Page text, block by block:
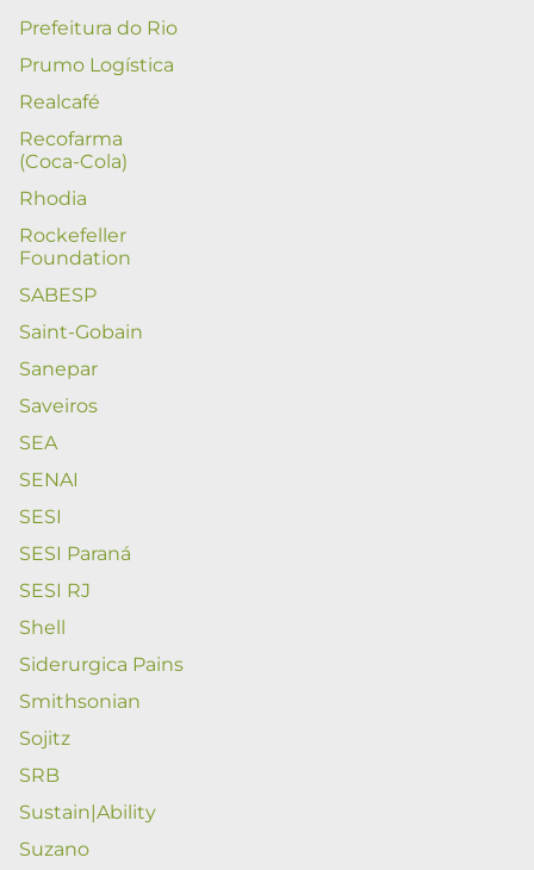
Prefeitura do Rio
Prumo Logística
Realcafé
Recofarma
(Coca-Cola)
Rhodia
Rockefeller
Foundation
SABESP
Saint-Gobain
Sanepar
Saveiros
SEA
SENAI
SESI
SESI Paraná
SESI RJ
Shell
Siderurgica Pains
Smithsonian
Sojitz
SRB
Sustain|Ability
Suzano